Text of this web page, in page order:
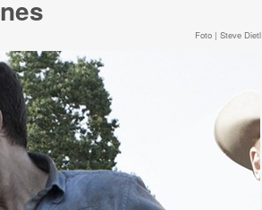
Foto | Steve Dietl